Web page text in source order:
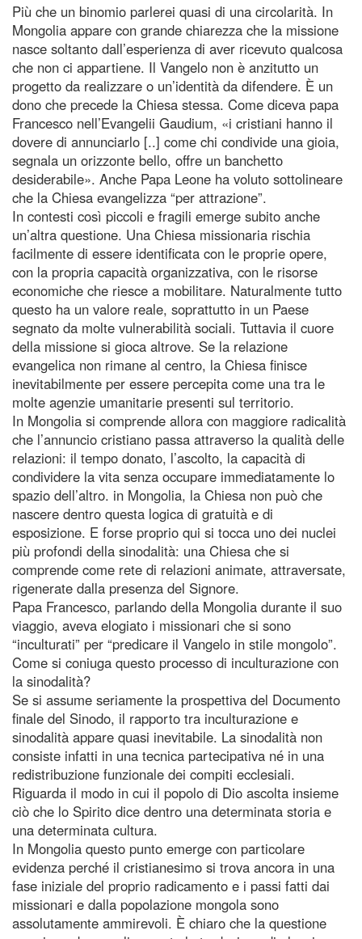
Più che un binomio parlerei quasi di una circolarità. In
Mongolia appare con grande chiarezza che la missione
nasce soltanto dall’esperienza di aver ricevuto qualcosa
che non ci appartiene. Il Vangelo non è anzitutto un
progetto da realizzare o un’identità da difendere. È un
dono che precede la Chiesa stessa. Come diceva papa
Francesco nell’Evangelii Gaudium, «i cristiani hanno il
dovere di annunciarlo [..] come chi condivide una gioia,
segnala un orizzonte bello, offre un banchetto
desiderabile». Anche Papa Leone ha voluto sottolineare
che la Chiesa evangelizza “per attrazione”.
In contesti così piccoli e fragili emerge subito anche
un’altra questione. Una Chiesa missionaria rischia
facilmente di essere identificata con le proprie opere,
con la propria capacità organizzativa, con le risorse
economiche che riesce a mobilitare. Naturalmente tutto
questo ha un valore reale, soprattutto in un Paese
segnato da molte vulnerabilità sociali. Tuttavia il cuore
della missione si gioca altrove. Se la relazione
evangelica non rimane al centro, la Chiesa finisce
inevitabilmente per essere percepita come una tra le
molte agenzie umanitarie presenti sul territorio.
In Mongolia si comprende allora con maggiore radicalità
che l’annuncio cristiano passa attraverso la qualità delle
relazioni: il tempo donato, l’ascolto, la capacità di
condividere la vita senza occupare immediatamente lo
spazio dell’altro. in Mongolia, la Chiesa non può che
nascere dentro questa logica di gratuità e di
esposizione. E forse proprio qui si tocca uno dei nuclei
più profondi della sinodalità: una Chiesa che si
comprende come rete di relazioni animate, attraversate,
rigenerate dalla presenza del Signore.
Papa Francesco, parlando della Mongolia durante il suo
viaggio, aveva elogiato i missionari che si sono
“inculturati” per “predicare il Vangelo in stile mongolo”.
Come si coniuga questo processo di inculturazione con
la sinodalità?
Se si assume seriamente la prospettiva del Documento
finale del Sinodo, il rapporto tra inculturazione e
sinodalità appare quasi inevitabile. La sinodalità non
consiste infatti in una tecnica partecipativa né in una
redistribuzione funzionale dei compiti ecclesiali.
Riguarda il modo in cui il popolo di Dio ascolta insieme
ciò che lo Spirito dice dentro una determinata storia e
una determinata cultura.
In Mongolia questo punto emerge con particolare
evidenza perché il cristianesimo si trova ancora in una
fase iniziale del proprio radicamento e i passi fatti dai
missionari e dalla popolazione mongola sono
assolutamente ammirevoli. È chiaro che la questione